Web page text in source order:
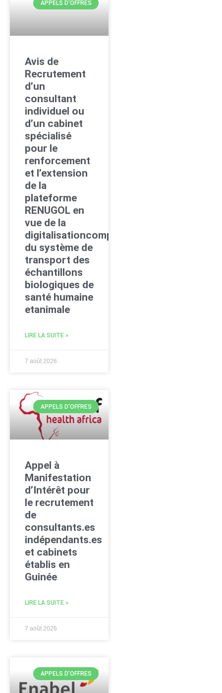
APPELS D'OFFRES
Avis de
Recrutement
d’un
consultant
individuel ou
d’un cabinet
spécialisé
pour le
renforcement
et l’extension
de la
plateforme
RENUGOL en
vue de la
digitalisationcomplète
du système de
transport des
échantillons
biologiques de
santé humaine
etanimale
LIRE LA SUITE »
7 août 2026
APPELS D'OFFRES
Appel à
Manifestation
d’Intérêt pour
le recrutement
de
consultants.es
indépendants.es
et cabinets
établis en
Guinée
LIRE LA SUITE »
7 août 2026
APPELS D'OFFRES